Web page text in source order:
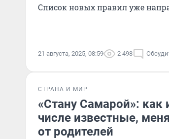
Список новых правил уже
21 августа, 2025, 08:59 2 498
СТРАНА И МИР
«Стану Самарой»: как
числе известные,
от родителей